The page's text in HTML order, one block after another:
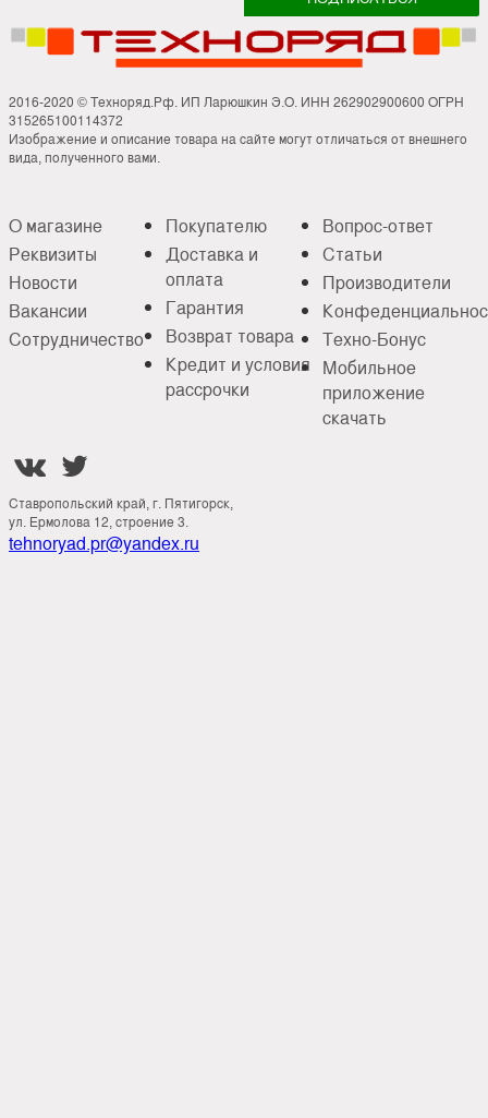
2016-2020 © Техноряд.Рф. ИП Ларюшкин Э.О. ИНН 262902900600 ОГРН
315265100114372
Изображение и описание товара на сайте могут отличаться от внешнего
вида, полученного вами.
О магазине
Реквизиты
Новости
Вакансии
Сотрудничество
Покупателю
Доставка и
оплата
Гарантия
Возврат товара
Кредит и условия
рассрочки
Вопрос-ответ
Статьи
Производители
Техно-Бонус
Мобильное
приложение
скачать
 
Ставропольский край, г. Пятигорск,
ул. Ермолова 12, строение 3.
tehnoryad.pr@yandex.ru